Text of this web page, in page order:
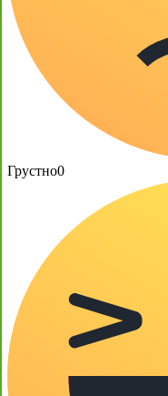
Грустно0